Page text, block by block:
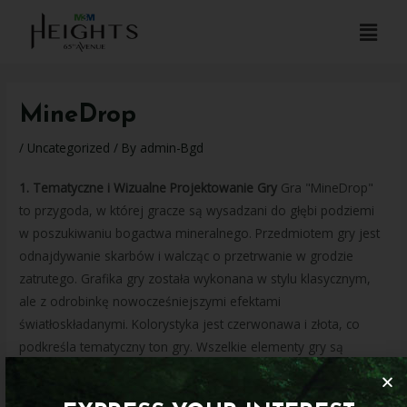
MineDrop
/ Uncategorized / By admin-Bgd
1. Tematyczne i Wizualne Projektowanie Gry Gra "MineDrop"
to przygoda, w której gracze są wysadzani do głębi podziemi
w poszukiwaniu bogactwa mineralnego. Przedmiotem gry jest
odnajdywanie skarbów i walcząc o przetrwanie w grodzie
zatrutego. Grafika gry została wykonana w stylu klasycznym,
ale z odrobinkę nowocześniejszymi efektami
światłoskładanymi. Kolorystyka jest czerwonawa i złota, co
podkreśla tematyczny ton gry. Wszelkie elementy gry są
wykonane w kolorach o wyższej kontrastowości, a efekty
świetlne dodają dynamiczności planszy.